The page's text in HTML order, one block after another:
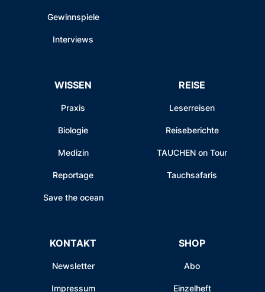
Gewinnspiele
Interviews
WISSEN
Praxis
Biologie
Medizin
Reportage
Save the ocean
REISE
Leserreisen
Reiseberichte
TAUCHEN on Tour
Tauchsafaris
KONTAKT
Newsletter
Impressum
SHOP
Abo
Einzelheft